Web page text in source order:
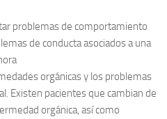
problemas de comportamiento
de conducta asociados a una
orgánicas y los problemas
Existen pacientes que cambian de
orgánica, así como